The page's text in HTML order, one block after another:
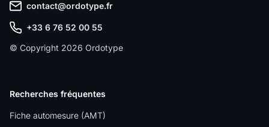
contact@ordotype.fr
+33 6 76 52 00 55
© Copyright 2026 Ordotype
Recherches fréquentes
Fiche automesure (AMT)